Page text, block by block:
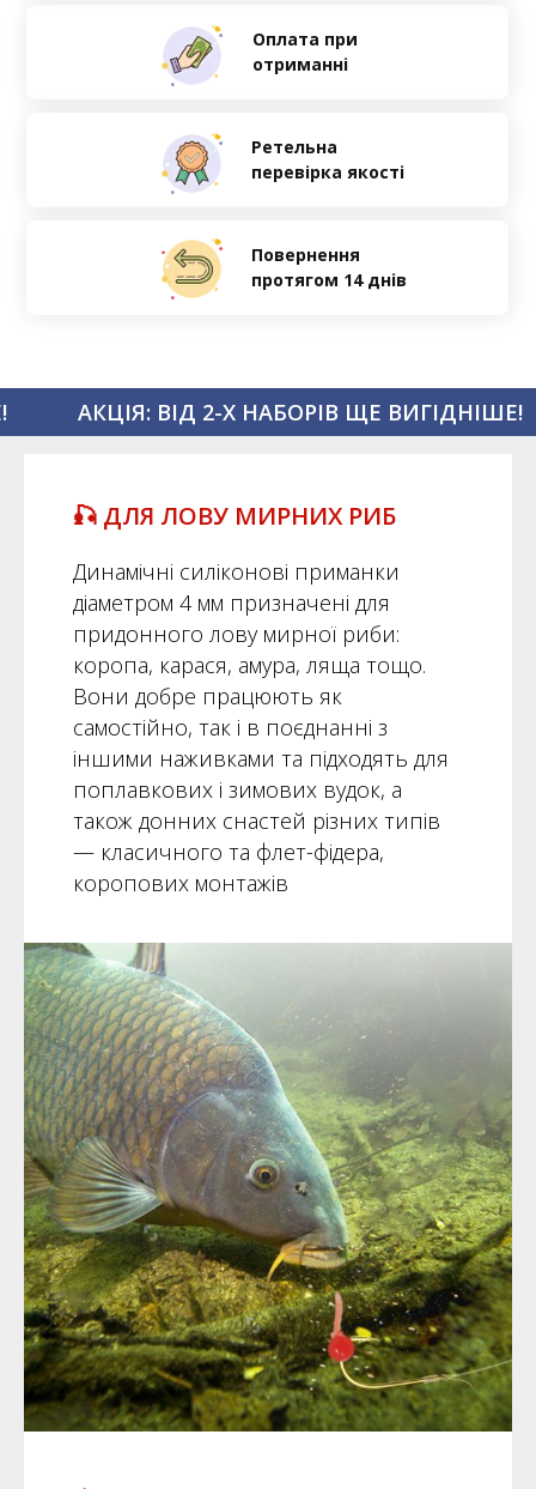
Оплата при
отриманні
Ретельна
перевірка якості
Повернення
протягом 14 днів
АКЦІЯ: ВІД 2-Х НАБОРІВ ЩЕ ВИГІДНІШЕ!
🎣 ДЛЯ ЛОВУ МИРНИХ РИБ
Динамічні силіконові приманки
діаметром 4 мм призначені для
придонного лову мирної риби:
коропа, карася, амура, ляща тощо.
Вони добре працюють як
самостійно, так і в поєднанні з
іншими наживками та підходять для
поплавкових і зимових вудок, а
також донних снастей різних типів
— класичного та флет-фідера,
коропових монтажів